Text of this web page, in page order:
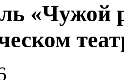
«Чужой